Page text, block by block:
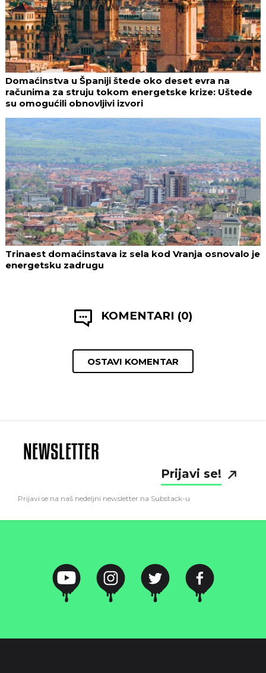
Domaćinstva u Španiji štede oko deset evra na
računima za struju tokom energetske krize: Uštede
su omogućili obnovljivi izvori
Trinaest domaćinstava iz sela kod Vranja osnovalo je
energetsku zadrugu
KOMENTARI (0)
OSTAVI KOMENTAR
NEWSLETTER
Prijavi se!
Prijavi se na naš nedeljni newsletter na Substack-u